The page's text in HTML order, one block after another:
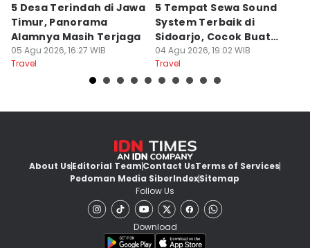
5 Desa Terindah di Jawa
Timur, Panorama
Alamnya Masih Terjaga
05 Agu 2026, 16:27 WIB
Travel
5 Tempat Sewa Sound
System Terbaik di
Sidoarjo, Cocok Buat
Agustusan
04 Agu 2026, 19:02 WIB
Travel
About UsEditorial TeamContact UsTerms of Services
Pedoman Media SiberIndexSitemap
Follow Us
Download